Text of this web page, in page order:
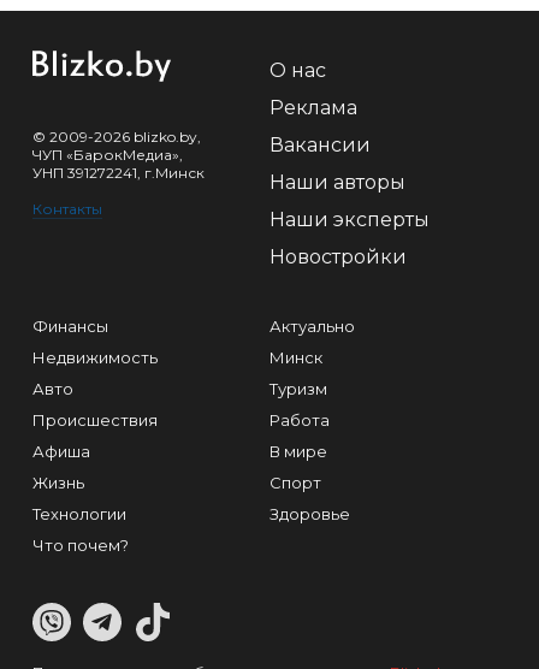
© 2009-2026 blizko.by,
ЧУП «БарокМедиа»,
УНП 391272241, г.Минск
Контакты
О нас
Реклама
Вакансии
Наши авторы
Наши эксперты
Новостройки
Финансы
Недвижимость
Авто
Происшествия
Афиша
Жизнь
Технологии
Что почем?
Актуально
Минск
Туризм
Работа
В мире
Спорт
Здоровье